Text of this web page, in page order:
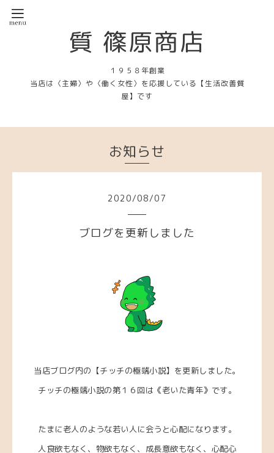
質 篠原商店
１９５８年創業
当店は〈主婦〉や〈働く女性〉を応援している【生活改善質
屋】です
お知らせ
2020/08/07
ブログを更新しました
当店ブログ内の【チッチの極端小説】を更新しました。
チッチの極端小説の第１６回は《老いた青年》です。
たまに老人のような若い人に会うと心配になります。
人食欲もなく、物欲もなく、成長意欲もなく、心配心